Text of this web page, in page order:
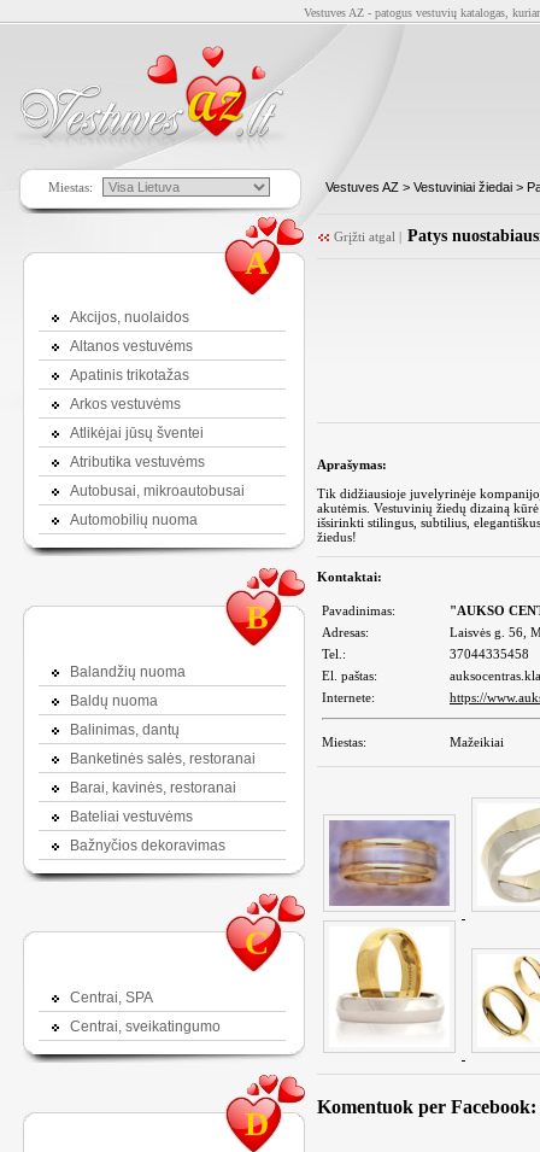
Vestuves AZ - patogus vestuvių katalogas,
Miestas: Vestuves AZ > Vestuviniai žiedai >
A
Akcijos, nuolaidos
Altanos vestuvėms
Apatinis trikotažas
Arkos vestuvėms
Atlikėjai jūsų šventei
Atributika vestuvėms
Autobusai, mikroautobusai
Automobilių nuoma
B
Balandžių nuoma
Baldų nuoma
Balinimas, dantų
Banketinės salės, restoranai
Barai, kavinės, restoranai
Bateliai vestuvėms
Bažnyčios dekoravimas
C
Centrai, SPA
Centrai, sveikatingumo
D
Grįžti atgal | Patys
Aprašymas:
Tik didžiausioje juvelyrinėje
akutėmis. Vestuvinių žiedų dizainą
išsirinkti stilingus, subtilius,
žiedus!
Kontaktai:
Pavadinimas:
"AUKSO
Adresas:
Laisvės g. 56,
Tel.:
37044335458
El. paštas:
Internete:
https://
Miestas: Mažeikiai
Komentuok per Facebook: